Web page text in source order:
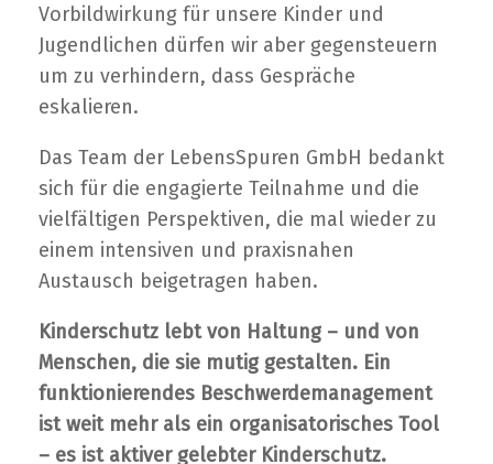
Vorbildwirkung für unsere Kinder und
Jugendlichen dürfen wir aber gegensteuern
um zu verhindern, dass Gespräche
eskalieren.
Das Team der LebensSpuren GmbH bedankt
sich für die engagierte Teilnahme und die
vielfältigen Perspektiven, die mal wieder zu
einem intensiven und praxisnahen
Austausch beigetragen haben.
Kinderschutz lebt von Haltung – und von
Menschen, die sie mutig gestalten. Ein
funktionierendes Beschwerdemanagement
ist weit mehr als ein organisatorisches Tool
– es ist aktiver gelebter Kinderschutz.